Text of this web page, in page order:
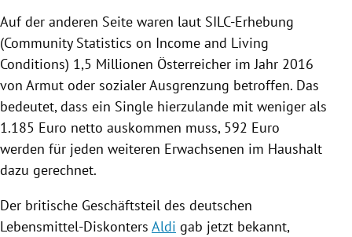
Auf der anderen Seite waren laut SILC-Erhebung
(Community Statistics on Income and Living
Conditions) 1,5 Millionen Österreicher im Jahr 2016
von Armut oder sozialer Ausgrenzung betroffen. Das
bedeutet, dass ein Single hierzulande mit weniger als
1.185 Euro netto auskommen muss, 592 Euro
werden für jeden weiteren Erwachsenen im Haushalt
dazu gerechnet.
Der britische Geschäftsteil des deutschen
Lebensmittel-Diskonters Aldi gab jetzt bekannt,